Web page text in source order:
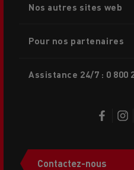
Nos autres sites web
Pour nos partenaires
Assistance 24/7 : 0 800
Contactez-nous